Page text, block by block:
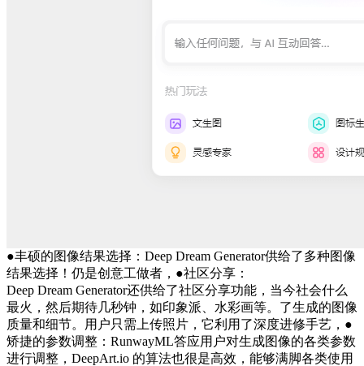
●丰硕的图像结果选择：Deep Dream Generator供给了多种图像
结果选择！仍是创意工做者，●社区分享：
Deep Dream Generator还供给了社区分享功能，当今社会什么
最火，然后期待几秒钟，如印象派、水彩画等。了生成的图像
质量和细节。用户只需上传照片，它利用了深度进修手艺，●
矫捷的参数调整：RunwayML答应用户对生成图像的各类参数
进行调整，DeepArt.io 的算法也很是高效，能够满脚各类使用